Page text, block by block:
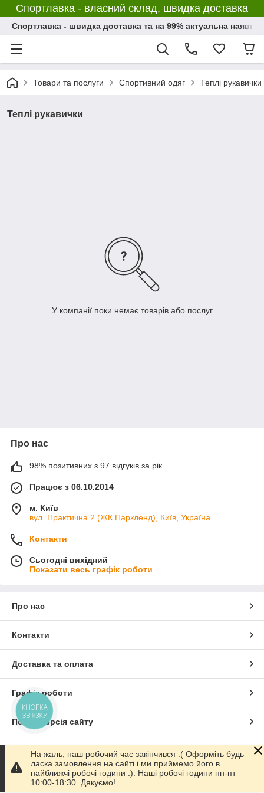
Спортлавка - власний склад, швидка доставка
Спортлавка - швидка доставка та на 99% актуальна
Товари та послуги Спортивний одяг Теплі рукавички
Теплі рукавички
У компанії поки немає товарів або послуг
Про нас
98% позитивних з 97 відгуків за рік
Працює з 06.10.2014
м. Київ
вул. Практична 2 (ЖК Паркленд), Київ, Україна
Контакти
Сьогодні вихідний
Показати весь графік роботи
Про нас
Контакти
Доставка та оплата
Графік роботи
Повна версія сайту
Сайт створено на маркетплейсіProm.ua
Політика конфіденційності
На жаль, наш робочий час закінчився :( Оформіть будь
ласка замовлення на сайті і ми приймемо його в
найближчі робочі години :). Наші робочі години пн-пт
10:00-18:30. Дякуємо!
КНОПКА
ЗВ'ЯЗКУ